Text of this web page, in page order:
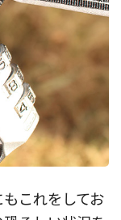
これをしてお